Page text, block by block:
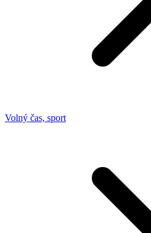
Volný čas, sport